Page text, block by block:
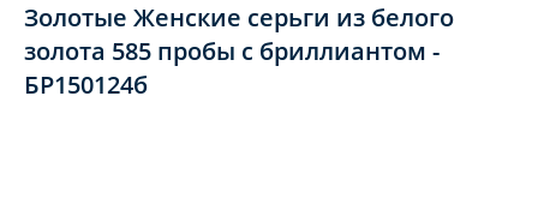
Золотые Женские серьги из белого
золота 585 пробы с бриллиантом -
БР150124б